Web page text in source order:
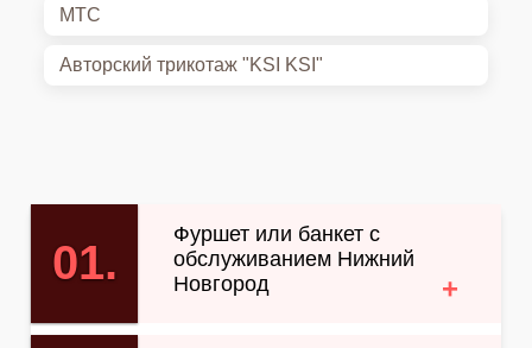
МТС
Авторский трикотаж "KSI KSI"
01.
Фуршет или банкет с
обслуживанием Нижний
Новгород
+